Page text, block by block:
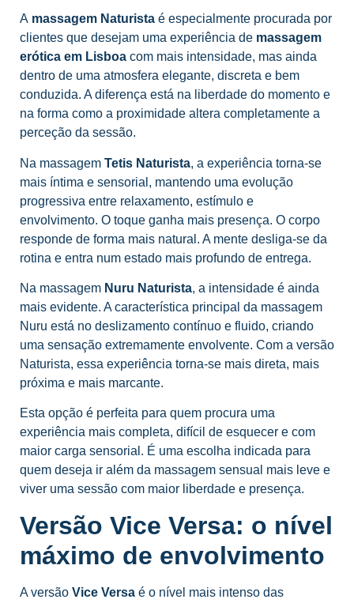
A massagem Naturista é especialmente procurada por
clientes que desejam uma experiência de massagem
erótica em Lisboa com mais intensidade, mas ainda
dentro de uma atmosfera elegante, discreta e bem
conduzida. A diferença está na liberdade do momento e
na forma como a proximidade altera completamente a
perceção da sessão.
Na massagem Tetis Naturista, a experiência torna-se
mais íntima e sensorial, mantendo uma evolução
progressiva entre relaxamento, estímulo e
envolvimento. O toque ganha mais presença. O corpo
responde de forma mais natural. A mente desliga-se da
rotina e entra num estado mais profundo de entrega.
Na massagem Nuru Naturista, a intensidade é ainda
mais evidente. A característica principal da massagem
Nuru está no deslizamento contínuo e fluido, criando
uma sensação extremamente envolvente. Com a versão
Naturista, essa experiência torna-se mais direta, mais
próxima e mais marcante.
Esta opção é perfeita para quem procura uma
experiência mais completa, difícil de esquecer e com
maior carga sensorial. É uma escolha indicada para
quem deseja ir além da massagem sensual mais leve e
viver uma sessão com maior liberdade e presença.
Versão Vice Versa: o nível
máximo de envolvimento
A versão Vice Versa é o nível mais intenso das